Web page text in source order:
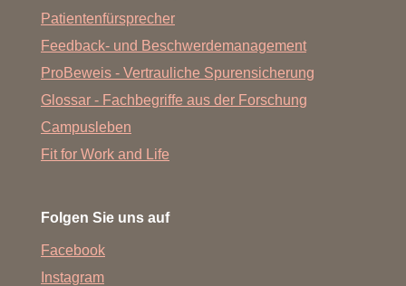
Patientenfürsprecher
Feedback- und Beschwerdemanagement
ProBeweis - Vertrauliche Spurensicherung
Glossar - Fachbegriffe aus der Forschung
Campusleben
Fit for Work and Life
Folgen Sie uns auf
Facebook
Instagram